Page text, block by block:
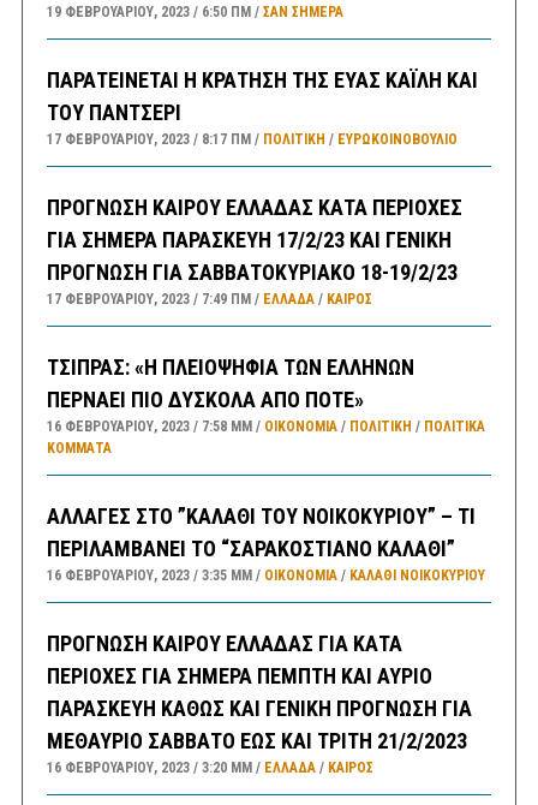
19 ΦΕΒΡΟΥΑΡΊΟΥ, 2023 6:50 ΠΜ ΣΑΝ ΣΉΜΕΡΑ
ΠΑΡΑΤΕΙΝΕΤΑΙ Η ΚΡΑΤΗΣΗ ΤΗΣ ΕΥΑΣ ΚΑΪΛΗ ΚΑΙ
ΤΟΥ ΠΑΝΤΣΕΡΙ
17 ΦΕΒΡΟΥΑΡΊΟΥ, 2023 8:17 ΠΜ ΠΟΛΙΤΙΚΗ / ΕΥΡΩΚΟΙΝΟΒΟΥΛΙΟ
ΠΡΟΓΝΩΣΗ ΚΑΙΡΟΥ ΕΛΛΑΔΑΣ ΚΑΤΑ ΠΕΡΙΟΧΕΣ
ΓΙΑ ΣΗΜΕΡΑ ΠΑΡΑΣΚΕΥΗ 17/2/23 ΚΑΙ ΓΕΝΙΚΗ
ΠΡΟΓΝΩΣΗ ΓΙΑ ΣΑΒΒΑΤΟΚΥΡΙΑΚΟ 18-19/2/23
17 ΦΕΒΡΟΥΑΡΊΟΥ, 2023 7:49 ΠΜ ΕΛΛΑΔA/ ΚΑΙΡΌΣ
ΤΣΙΠΡΑΣ: «Η ΠΛΕΙΟΨΗΦΙΑ ΤΩΝ ΕΛΛΗΝΩΝ
ΠΕΡΝΑΕΙ ΠΙΟ ΔΥΣΚΟΛΑ ΑΠΟ ΠΟΤΕ»
16 ΦΕΒΡΟΥΑΡΊΟΥ, 2023 7:58 ΜΜ ΟΙΚΟΝΟΜΙΑ/ ΠΟΛΙΤΙΚΗ / ΠΟΛΙΤΙΚΆ
ΚΌΜΜΑΤΑ
ΑΛΛΑΓΕΣ ΣΤΟ ”ΚΑΛΑΘΙ ΤΟΥ ΝΟΙΚΟΚΥΡΙΟΥ” – ΤΙ
ΠΕΡΙΛΑΜΒΑΝΕΙ ΤΟ “ΣΑΡΑΚΟΣΤΙΑΝΟ ΚΑΛΑΘΙ”
16 ΦΕΒΡΟΥΑΡΊΟΥ, 2023 3:35 ΜΜ ΟΙΚΟΝΟΜΙΑ/ ΚΑΛΑΘΙ ΝΟΙΚΟΚΥΡΙΟΥ
ΠΡΟΓΝΩΣΗ ΚΑΙΡΟΥ ΕΛΛΑΔΑΣ ΓΙΑ ΚΑΤΑ
ΠΕΡΙΟΧΕΣ ΓΙΑ ΣΗΜΕΡΑ ΠΕΜΠΤΗ ΚΑΙ ΑΥΡΙΟ
ΠΑΡΑΣΚΕΥΗ ΚΑΘΩΣ ΚΑΙ ΓΕΝΙΚΗ ΠΡΟΓΝΩΣΗ ΓΙΑ
ΜΕΘΑΥΡΙΟ ΣΑΒΒΑΤΟ ΕΩΣ ΚΑΙ ΤΡΙΤΗ 21/2/2023
16 ΦΕΒΡΟΥΑΡΊΟΥ, 2023 3:20 ΜΜ ΕΛΛΑΔA/ ΚΑΙΡΌΣ